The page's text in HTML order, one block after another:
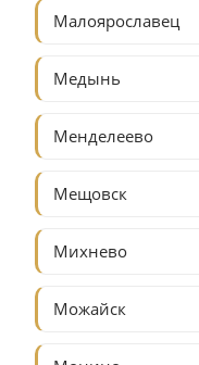
Малоярославец
Медынь
Менделеево
Мещовск
Михнево
Можайск